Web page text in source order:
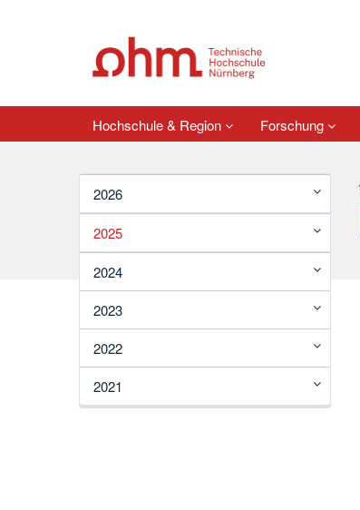
Hochschule & Region Forschung
2026
2025
2024
2023
2022
2021